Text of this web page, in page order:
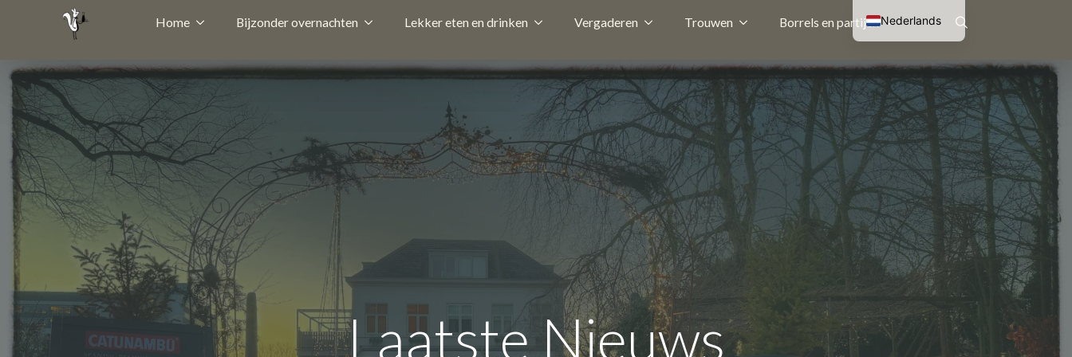
Home Bijzonder overnachten Lekker eten en drinken Vergaderen Trouwen Borrels en partijen
Search
Laatste Nieuws
Nederlands
English (UK)
Deutsch